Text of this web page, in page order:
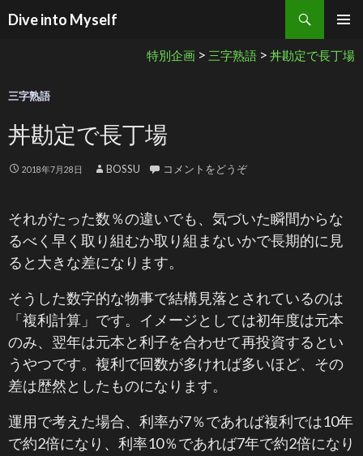
Dive into Myself
検索
特別企画 > 三字熟語 > 丼勘定で長丁場
三字熟語
丼勘定で長丁場
2018年7月28日 BOSSU コメントをどうぞ
それがたった数％の違いでも、気づいた瞬間からな
るべく早く取り組むか取り組まないかで長期的に見
ると大きな差になります。
そうした数字的な物事で結構見落とされているのは
「複利計算」です。イメージとしては初年度は元本
のみ、翌年は元本と利子を合わせて再投資するとい
うやつです。複利で回数が多ければ多いほど、その
差は歴然としたものになります。
運用で考えた場合、利率が7％であれば複利では10年
で約2倍になり、利率10％であれば7年で約2倍になり